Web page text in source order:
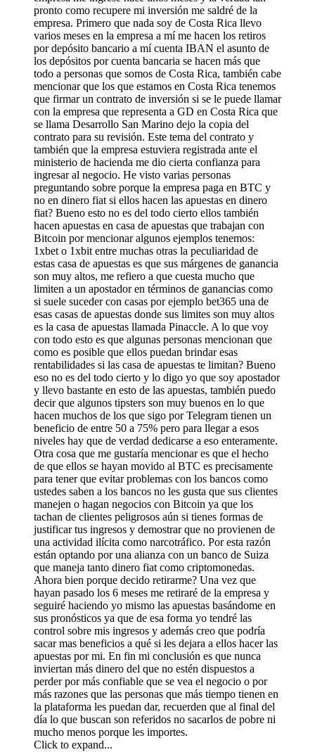
pronto como recupere mi inversión me saldré de la
empresa. Primero que nada soy de Costa Rica llevo
varios meses en la empresa a mí me hacen los retiros
por depósito bancario a mí cuenta IBAN el asunto de
los depósitos por cuenta bancaria se hacen más que
todo a personas que somos de Costa Rica, también cabe
mencionar que los que estamos en Costa Rica tenemos
que firmar un contrato de inversión si se le puede llamar
con la empresa que representa a GD en Costa Rica que
se llama Desarrollo San Marino dejo la copia del
contrato para su revisión. Este tema del contrato y
también que la empresa estuviera registrada ante el
ministerio de hacienda me dio cierta confianza para
ingresar al negocio. He visto varias personas
preguntando sobre porque la empresa paga en BTC y
no en dinero fiat si ellos hacen las apuestas en dinero
fiat? Bueno esto no es del todo cierto ellos también
hacen apuestas en casa de apuestas que trabajan con
Bitcoin por mencionar algunos ejemplos tenemos:
1xbet o 1xbit entre muchas otras la peculiaridad de
estas casa de apuestas es que sus márgenes de ganancia
son muy altos, me refiero a que cuesta mucho que
limiten a un apostador en términos de ganancias como
si suele suceder con casas por ejemplo bet365 una de
esas casas de apuestas donde sus limites son muy altos
es la casa de apuestas llamada Pinaccle. A lo que voy
con todo esto es que algunas personas mencionan que
como es posible que ellos puedan brindar esas
rentabilidades si las casa de apuestas te limitan? Bueno
eso no es del todo cierto y lo digo yo que soy apostador
y llevo bastante en esto de las apuestas, también puedo
decir que algunos tipsters son muy buenos en lo que
hacen muchos de los que sigo por Telegram tienen un
beneficio de entre 50 a 75% pero para llegar a esos
niveles hay que de verdad dedicarse a eso enteramente.
Otra cosa que me gustaría mencionar es que el hecho
de que ellos se hayan movido al BTC es precisamente
para tener que evitar problemas con los bancos como
ustedes saben a los bancos no les gusta que sus clientes
manejen o hagan negocios con Bitcoin ya que los
tachan de clientes peligrosos aún si tienes formas de
justificar tus ingresos y demostrar que no provienen de
una actividad ilícita como narcotráfico. Por esta razón
están optando por una alianza con un banco de Suiza
que maneja tanto dinero fiat como criptomonedas.
Ahora bien porque decido retirarme? Una vez que
hayan pasado los 6 meses me retiraré de la empresa y
seguiré haciendo yo mismo las apuestas basándome en
sus pronósticos ya que de esa forma yo tendré las
control sobre mis ingresos y además creo que podría
sacar mas beneficios a qué si les dejara a ellos hacer las
apuestas por mi. En fin mi conclusión es que nunca
inviertan más dinero del que no estén dispuestos a
perder por más confiable que se vea el negocio o por
más razones que las personas que más tiempo tienen en
la plataforma les puedan dar, recuerden que al final del
día lo que buscan son referidos no sacarlos de pobre ni
mucho menos porque les importes.
Click to expand...